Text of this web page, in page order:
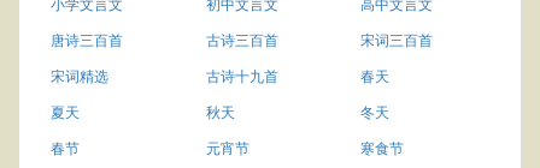
唐诗三百首
古诗三百首
宋词三百首
宋词精选
古诗十九首
春天
夏天
秋天
冬天
春节
元宵节
寒食节